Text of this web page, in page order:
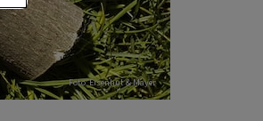
Foto: Eisenhut & Mayer